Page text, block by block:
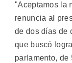
"Aceptamos la
renuncia al
de dos días de
que buscó
parlamento, de